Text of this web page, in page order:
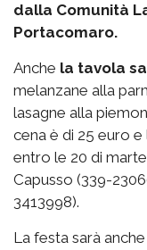
dalla Comunità
Portacomaro.
Anche la tavola
melanzane alla
lasagne alla
cena è di 25 euro
entro le 20 di
Capusso (339-
3413998).
La festa sarà